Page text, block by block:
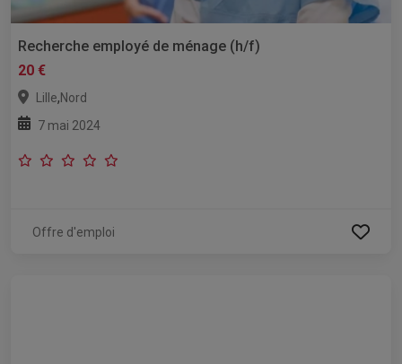
Recherche employé de ménage (h/f)
20 €
Lille,Nord
7 mai 2024
Offre d'emploi